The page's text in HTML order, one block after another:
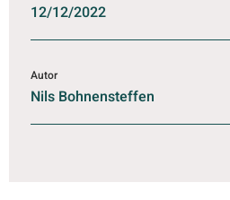
12/12/2022
Autor
Nils Bohnensteffen